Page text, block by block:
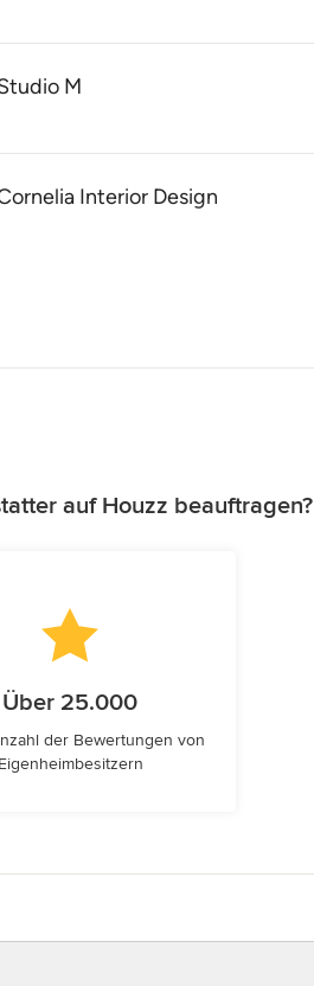
M
Interior Design
auf Houzz beauftragen?
Über 25.000
der Bewertungen von
Eigenheimbesitzern